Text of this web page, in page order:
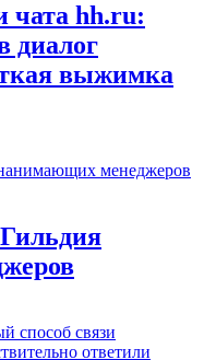
чата hh.ru:
диалог
выжимка